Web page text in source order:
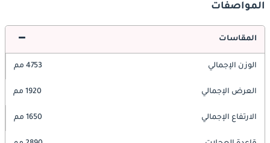
المواصفات
المقاسات
الوزن الإجمالي 4753 مم
العرض الإجمالي 1920 مم
الارتفاع الإجمالي 1650 مم